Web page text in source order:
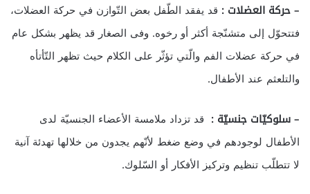
– حركة العضلات : قد يفقد الطّفل بعض التّوازن في حركة العضلات،
فتتحوّل إلى متشنّجة أكثر أو رخوه. وفى الصغار قد يظهر بشكل عام
في حركة عضلات الفم والّتي تؤثّر على الكلام حيث تظهر التّأتأه
والتلعثم عند الأطفال.
– سلوكيّات جنسيّة : قد تزداد ملامسة الأعضاء الجنسيّة لدى
الأطفال لوجودهم في وضع ضغط لأنّهم يجدون من خلالها تهدئة آنية
لا تتطلّب تنظيم وتركيز الأفكار أو السّلوك.